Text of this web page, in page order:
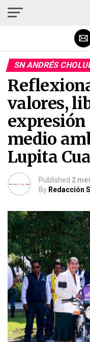
SN ANDRÉS
valores,
expresión
medio
Lupita
Published 2
By Redacción